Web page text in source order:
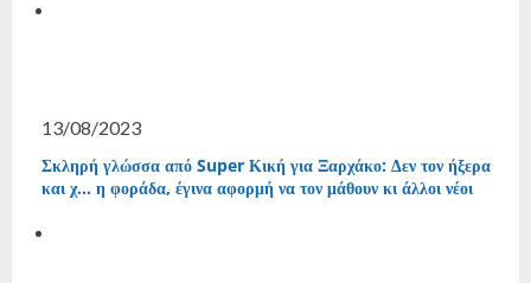
13/08/2023
Σκληρή γλώσσα από Super Κική για Ξαρχάκο: Δεν τον ήξερα
και χ… η φοράδα, έγινα αφορμή να τον μάθουν κι άλλοι νέοι